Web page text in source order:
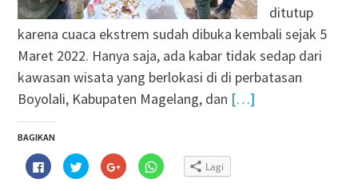
ditutup
karena cuaca ekstrem sudah dibuka kembali sejak 5
Maret 2022. Hanya saja, ada kabar tidak sedap dari
kawasan wisata yang berlokasi di di perbatasan
Boyolali, Kabupaten Magelang, dan […]
BAGIKAN
Klik
untuk
membagikan
Klik
untuk
berbagi
Klik
untuk
berbagi
Klik
untuk Lagi